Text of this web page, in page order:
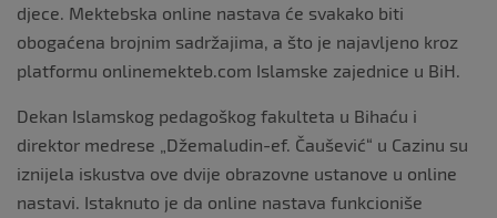
djece. Mektebska online nastava će svakako biti
obogaćena brojnim sadržajima, a što je najavljeno kroz
platformu onlinemekteb.com Islamske zajednice u BiH.
Dekan Islamskog pedagoškog fakulteta u Bihaću i
direktor medrese „Džemaludin-ef. Čaušević“ u Cazinu su
iznijela iskustva ove dvije obrazovne ustanove u online
nastavi. Istaknuto je da online nastava funkcioniše